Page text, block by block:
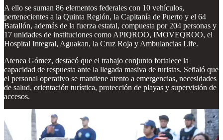
A ello se suman 86 elementos federales con 10 vehículos,
pertenecientes a la Quinta Región, la Capitanía de Puerto y el 64
Batallón, además de la fuerza estatal, compuesta por 204 personas y
17 unidades de instituciones como APIQROO, IMOVEQROO, el
Hospital Integral, Aguakan, la Cruz Roja y Ambulancias Life.
Atenea Gómez, destacó que el trabajo conjunto fortalece la
capacidad de respuesta ante la llegada masiva de turistas. Señaló que
el personal operativo se mantiene atento a emergencias, necesidades
de salud, orientación turística, protección de playas y supervisión de
accesos.